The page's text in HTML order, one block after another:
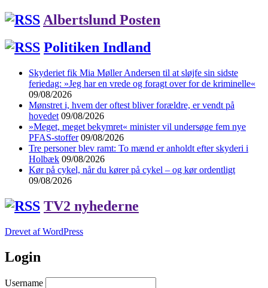
Albertslund Posten
Politiken Indland
Skyderiet fik Mia Møller Andersen til at sløjfe sin sidste
feriedag: »Jeg har en vrede og foragt over for de kriminelle«
09/08/2026
Mønstret i, hvem der oftest bliver forældre, er vendt på
hovedet 09/08/2026
»Meget, meget bekymret« minister vil undersøge fem nye
PFAS-stoffer 09/08/2026
Tre personer blev ramt: To mænd er anholdt efter skyderi i
Holbæk 09/08/2026
Kør på cykel, når du kører på cykel – og kør ordentligt
09/08/2026
TV2 nyhederne
Drevet af WordPress
Login
Username